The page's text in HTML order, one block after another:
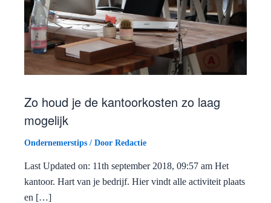
Zo houd je de kantoorkosten zo laag
mogelijk
Ondernemerstips / Door Redactie
Last Updated on: 11th september 2018, 09:57 am Het
kantoor. Hart van je bedrijf. Hier vindt alle activiteit plaats
en […]